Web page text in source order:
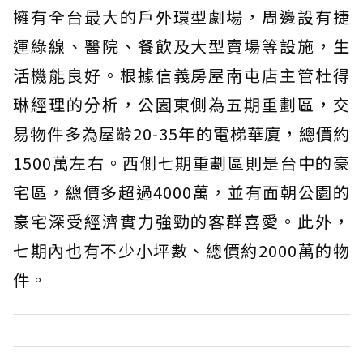
擁有全台最大的戶外環型劇場，周邊設有捷
運綠線、醫院、餐飲及大型賣場等設施，生
活機能良好。根據信義房屋南屯店主管杜得
琳經理的分析，公園東側為五期重劃區，交
易物件多為屋齡20-35年的電梯華廈，總價約
1500萬左右。西側七期重劃區則是台中的豪
宅區，總價多超過4000萬，並有面朝公園的
豪宅深受經濟實力強勁的客群喜愛。此外，
七期內也有不少小坪數、總價約2000萬的物
件。